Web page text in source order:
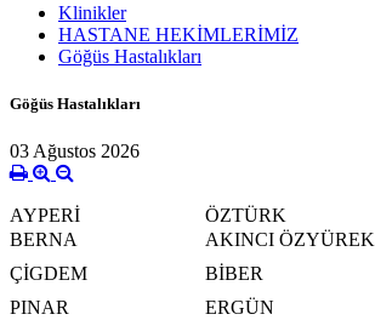
Klinikler
HASTANE HEKİMLERİMİZ
Göğüs Hastalıkları
Göğüs Hastalıkları
03 Ağustos 2026
AYPERİ ÖZTÜRK
BERNA
AKINCI ÖZYÜREK
ÇİGDEM
BİBER
PINAR
ERGÜN